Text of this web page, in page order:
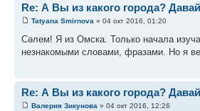
Re: А Вы из какого города?
Tatyana Smirnova » 04 окт 2016, 01:20
Сәлем! Я из Омска. Только начала
незнакомыми словами, фразами. Но я
Re: А Вы из какого города?
Валерия Зикунова » 04 окт 2016, 12:26